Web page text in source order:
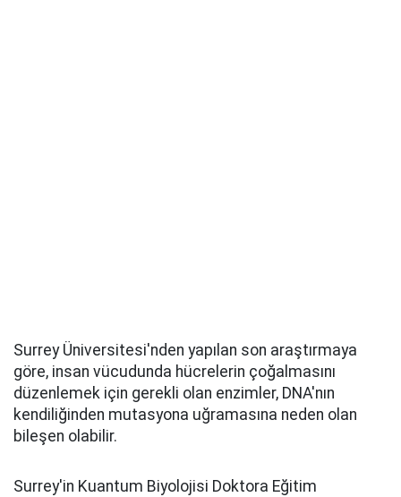
Surrey Üniversitesi'nden yapılan son araştırmaya
göre, insan vücudunda hücrelerin çoğalmasını
düzenlemek için gerekli olan enzimler, DNA'nın
kendiliğinden mutasyona uğramasına neden olan
bileşen olabilir.
Surrey'in Kuantum Biyolojisi Doktora Eğitim